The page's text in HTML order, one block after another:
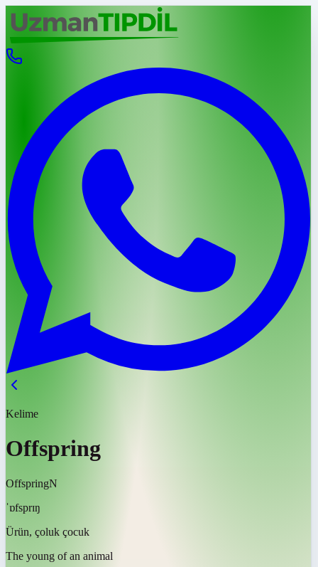
Kelime
Offspring
OffspringN
ˈɒfsprɪŋ
Ürün, çoluk çocuk
The young of an animal